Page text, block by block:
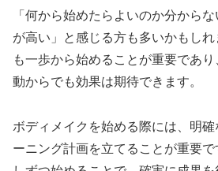
「何から始めたらよいのか分から
が高い」と感じる方も多いかもし
も一歩から始めることが重要であ
動からでも効果は期待できます。
ボディメイクを始める際には、明
ーニング計画を立てることが重要